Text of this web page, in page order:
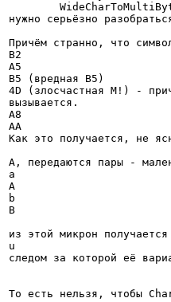
нужно серьёзно
Причём странно, что
B2
A5
B5 (вредная B5)
4D (злосчастная M!) -
вызывается.
A8
AA
Как это получается, не
А, передаются пары -
a
A
b
B
из этой микрон получается
u
следом за которой её
То есть нельзя, чтобы